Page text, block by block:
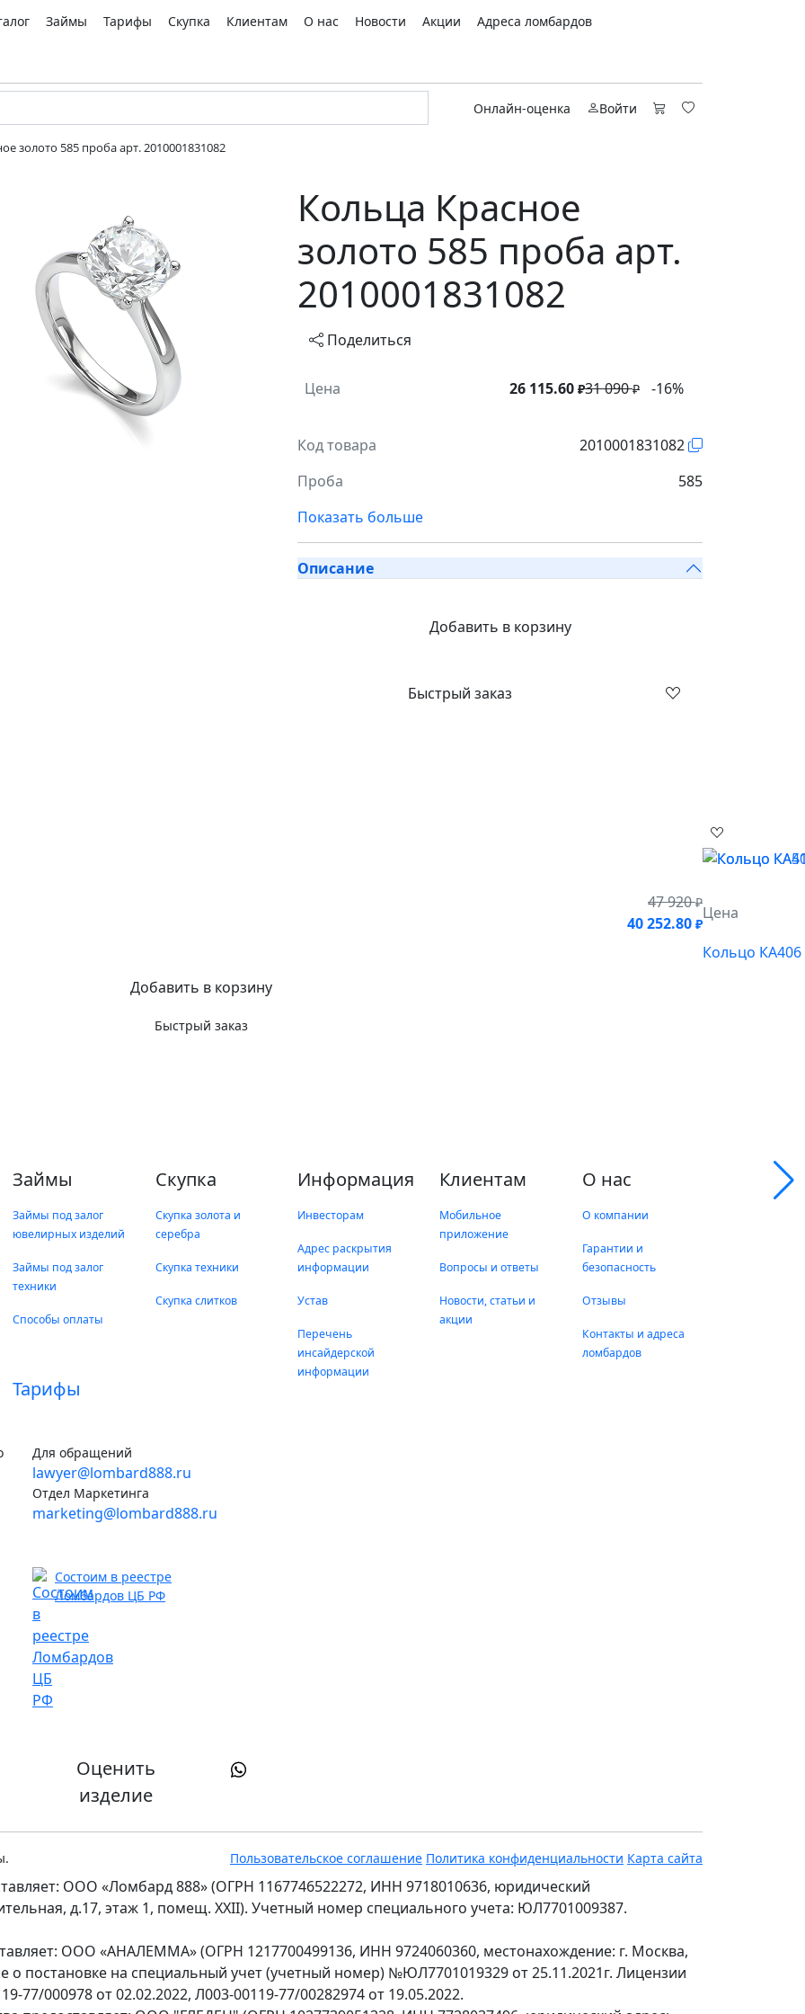
Займы Тарифы Скупка Клиентам О нас Новости Акции
Адреса ломбардов
Онлайн-оценка Войти
золото 585 проба арт. 2010001831082
Кольца Красное
золото 585 проба арт.
2010001831082
Поделиться
Цена 26 115.60 ₽31 090₽ -16%
Код товара
2010001831082
Проба
585
Показать больше
Описание
Добавить в корзину
Быстрый заказ
47 920₽
40 252.80 ₽
Добавить в корзину
Быстрый заказ
Цена
Кольцо КА406
Займы
Займы под залог
ювелирных изделий
Займы под залог
техники
Способы оплаты
Тарифы
Скупка
Скупка золота и
серебра
Скупка техники
Скупка слитков
Информация
Инвесторам
Адрес раскрытия
информации
Устав
Перечень
инсайдерской
информации
Клиентам
Мобильное
приложение
Вопросы и ответы
Новости, статьи и
акции
О нас
О компании
Гарантии и
безопасность
Отзывы
Контакты и адреса
ломбардов
Для обращений
lawyer@lombard888.ru
Отдел Маркетинга
marketing@lombard888.ru
Состоим в реестре
Ломбардов ЦБ РФ
Оценить
изделие
Пользовательское соглашение Политика конфиденциальности Карта сайта
ООО «Ломбард 888» (ОГРН 1167746522272, ИНН 9718010636, юридический
д.17, этаж 1, помещ. XXII). Учетный номер специального учета: ЮЛ7701009387.
ООО «АНАЛЕММА» (ОГРН 1217700499136, ИНН 9724060360, местонахождение: г. Москва,
о постановке на специальный учет (учетный номер) №ЮЛ7701019329 от 25.11.2021г. Лицензии
77/000978 от 02.02.2022, Л003-00119-77/00282974 от 19.05.2022.